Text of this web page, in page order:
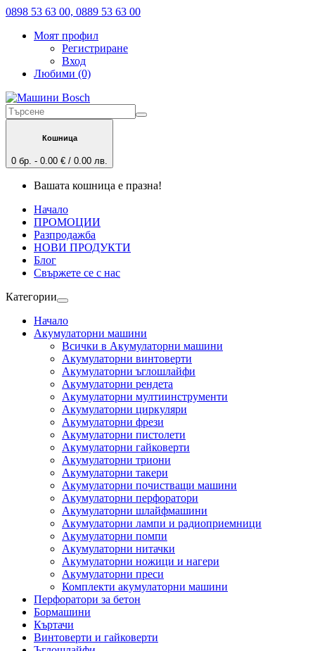
0898 53 63 00, 0889 53 63 00
Моят профил
Регистриране
Вход
Любими (0)
Кошница
0 бр. - 0.00 € / 0.00 лв.
Вашата кошница е празна!
Начало
ПРОМОЦИИ
Разпродажба
НОВИ ПРОДУКТИ
Блог
Свържете се с нас
Категории
Начало
Акумулаторни машини
Всички в Акумулаторни машини
Акумулаторни винтоверти
Акумулаторни ъглошлайфи
Акумулаторни рендета
Акумулаторни мултиинструменти
Акумулаторни циркуляри
Акумулаторни фрези
Акумулаторни пистолети
Акумулаторни гайковерти
Акумулаторни триони
Акумулаторни такери
Акумулаторни почистващи машини
Акумулаторни перфоратори
Акумулаторни шлайфмашини
Акумулаторни лампи и радиоприемници
Акумулаторни помпи
Акумулаторни нитачки
Акумулаторни ножици и нагери
Акумулаторни преси
Комплекти акумулаторни машини
Перфоратори за бетон
Бормашини
Къртачи
Винтоверти и гайковерти